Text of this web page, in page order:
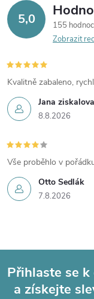
5,0
155
Zobrazit
Jana ziskalova
8.8.2026
Kvalitně zabaleno,
Otto Sedlák
7.8.2026
Vše proběhlo v
Přihlaste se
a získejte